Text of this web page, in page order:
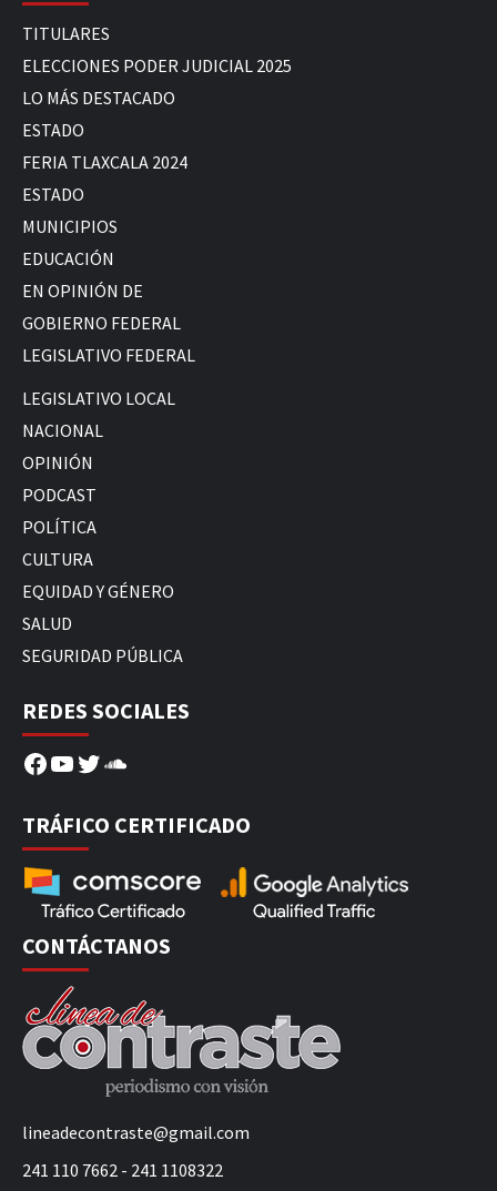
TITULARES
ELECCIONES PODER JUDICIAL 2025
LO MÁS DESTACADO
ESTADO
FERIA TLAXCALA 2024
ESTADO
MUNICIPIOS
EDUCACIÓN
EN OPINIÓN DE
GOBIERNO FEDERAL
LEGISLATIVO FEDERAL
LEGISLATIVO LOCAL
NACIONAL
OPINIÓN
PODCAST
POLÍTICA
CULTURA
EQUIDAD Y GÉNERO
SALUD
SEGURIDAD PÚBLICA
REDES SOCIALES
Facebook
YouTube
Twitter
SoundCloud
TRÁFICO CERTIFICADO
CONTÁCTANOS
lineadecontraste@gmail.com
241 110 7662 - 241 1108322